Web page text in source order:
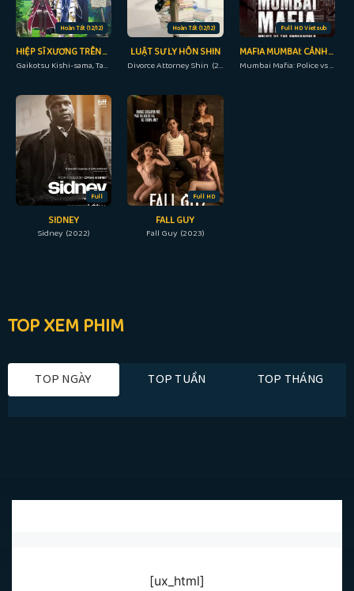
Hoàn Tất (12/12)
HIỆP SĨ XƯƠNG TRÊN ĐƯỜNG DU HÀNH ĐẾN THẾ GIỚI KHÁC
Gaikotsu Kishi-sama, Tadaima Isekai e Odekakechuu, Skeleton Knight in Another World (2022)
Hoàn Tất (12/12)
LUẬT SƯ LY HÔN SHIN
Divorce Attorney Shin (2023)
Full HD Vietsub
MAFIA MUMBAI: CẢNH SÁT VÀ THẾ GIỚI NGẦM
Mumbai Mafia: Police vs The Underworld (2023)
Full
SIDNEY
Sidney (2022)
Full HD
FALL GUY
Fall Guy (2023)
TOP XEM PHIM
TOP NGÀY TOP TUẦN TOP THÁNG